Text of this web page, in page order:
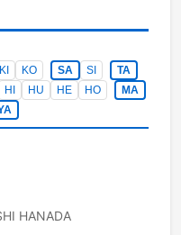
KI KO SA SI
TA
HI HU HE HO
MA
HANADA